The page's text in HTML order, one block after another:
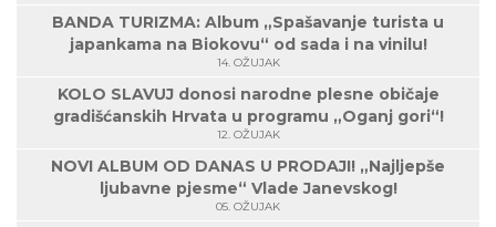
BANDA TURIZMA: Album „Spašavanje turista u
japankama na Biokovu“ od sada i na vinilu!
14. OŽUJAK
KOLO SLAVUJ donosi narodne plesne običaje
gradišćanskih Hrvata u programu „Oganj gori“!
12. OŽUJAK
NOVI ALBUM OD DANAS U PRODAJI! „Najljepše
ljubavne pjesme“ Vlade Janevskog!
05. OŽUJAK